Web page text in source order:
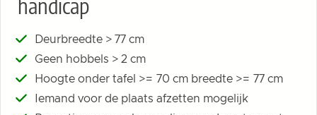
handicap
Deurbreedte > 77 cm
Geen hobbels > 2 cm
Hoogte onder tafel >= 70 cm breedte >= 77 cm
Iemand voor de plaats afzetten mogelijk